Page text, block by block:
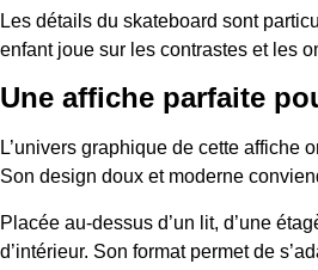
Les détails du skateboard sont
enfant joue sur les contrastes et les
Une affiche parfaite
L’univers graphique de cette affiche
Son design doux et moderne
Placée au-dessus d’un lit, d’une
d’intérieur. Son format permet de